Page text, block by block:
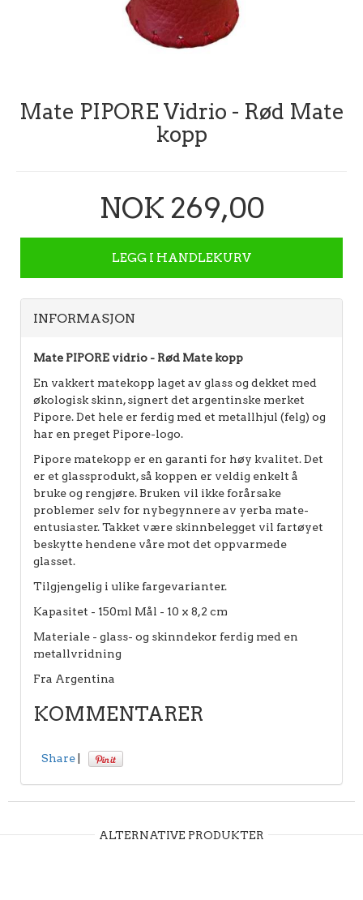
Mate PIPORE Vidrio - Rød Mate
kopp
NOK 269,00
LEGG I HANDLEKURV
INFORMASJON
Mate PIPORE vidrio - Rød Mate kopp
En vakkert matekopp laget av glass og dekket med
økologisk skinn, signert det argentinske merket
Pipore. Det hele er ferdig med et metallhjul (felg) og
har en preget Pipore-logo.
Pipore matekopp er en garanti for høy kvalitet. Det
er et glassprodukt, så koppen er veldig enkelt å
bruke og rengjøre. Bruken vil ikke forårsake
problemer selv for nybegynnere av yerba mate-
entusiaster. Takket være skinnbelegget vil fartøyet
beskytte hendene våre mot det oppvarmede
glasset.
Tilgjengelig i ulike fargevarianter.
Kapasitet - 150ml Mål - 10 x 8,2 cm
Materiale - glass- og skinndekor ferdig med en
metallvridning
Fra Argentina
KOMMENTARER
Share
ALTERNATIVE PRODUKTER